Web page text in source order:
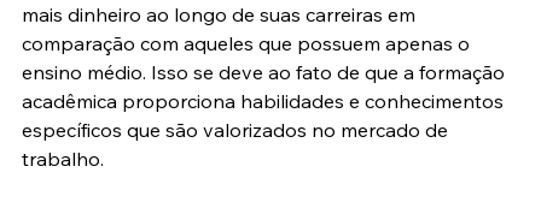
mais dinheiro ao longo de suas carreiras em
comparação com aqueles que possuem apenas o
ensino médio. Isso se deve ao fato de que a formação
acadêmica proporciona habilidades e conhecimentos
específicos que são valorizados no mercado de
trabalho.